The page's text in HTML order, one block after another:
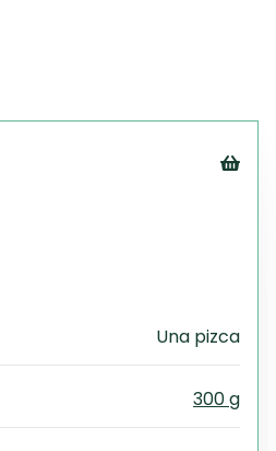
Una pizca
300 g